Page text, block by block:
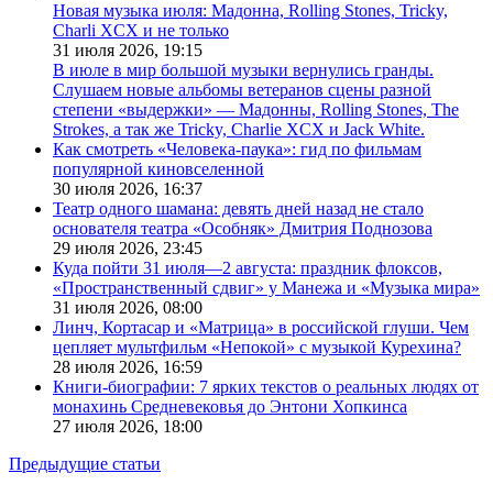
Новая музыка июля: Мадонна, Rolling Stones, Tricky,
Charli XCX и не только
31 июля 2026, 19:15
В июле в мир большой музыки вернулись гранды.
Слушаем новые альбомы ветеранов сцены разной
степени «выдержки» — Мадонны, Rolling Stones, The
Strokes, а так же Tricky, Charlie XCX и Jack White.
Как смотреть «Человека-паука»: гид по фильмам
популярной киновселенной
30 июля 2026, 16:37
Театр одного шамана: девять дней назад не стало
основателя театра «Особняк» Дмитрия Поднозова
29 июля 2026, 23:45
Куда пойти 31 июля—2 августа: праздник флоксов,
«Пространственный сдвиг» у Манежа и «Музыка мира»
31 июля 2026, 08:00
Линч, Кортасар и «Матрица» в российской глуши. Чем
цепляет мультфильм «Непокой» с музыкой Курехина?
28 июля 2026, 16:59
Книги-биографии: 7 ярких текстов о реальных людях от
монахинь Средневековья до Энтони Хопкинса
27 июля 2026, 18:00
Предыдущие статьи